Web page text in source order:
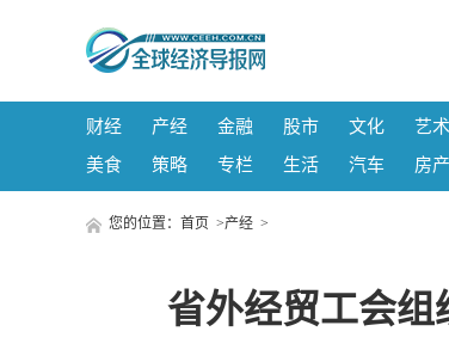
财经 产经 金融 股市 文化 艺术
美食
策略 专栏 生活 汽车 房产
您的位置： 首页 >产经 >
省外经贸工会组